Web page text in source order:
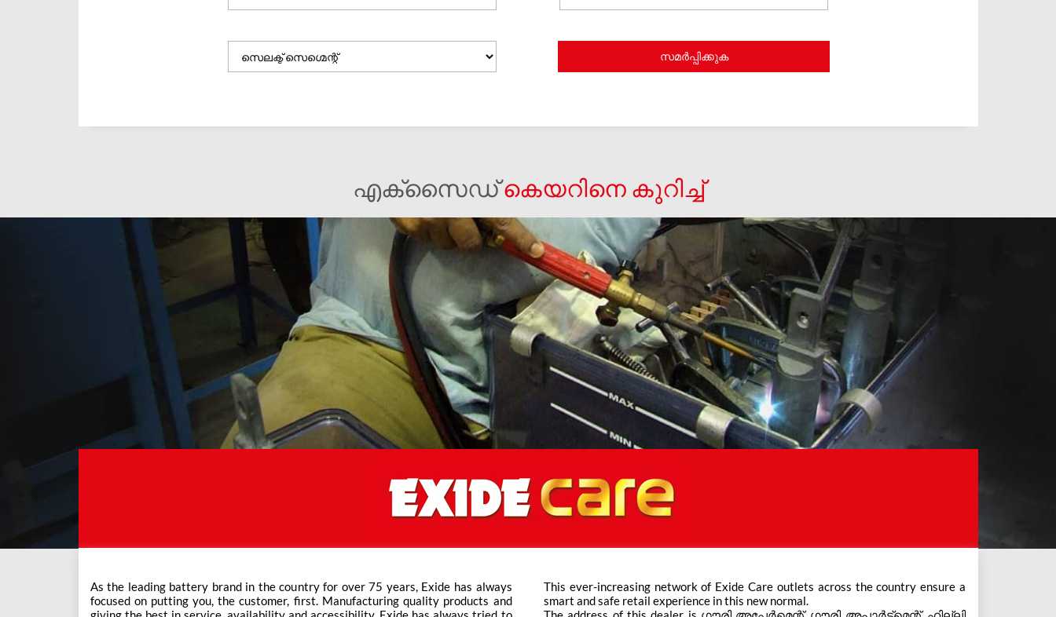
എക്സൈഡ്കെയറിനെ കുറിച്ച്
As the leading battery brand in the country for over 75 years, Exide has always
focused on putting you, the customer, first. Manufacturing quality products and
This ever-increasing network of Exide Care outlets across the country ensure a
smart and safe retail experience in this new normal.